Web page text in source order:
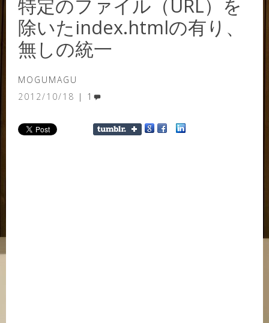
特定のファイル（URL）を
除いたindex.htmlの有り、
無しの統一
MOGUMAGU
2012/10/18
1